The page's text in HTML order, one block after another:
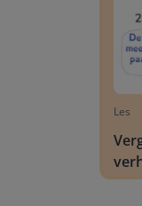
Les